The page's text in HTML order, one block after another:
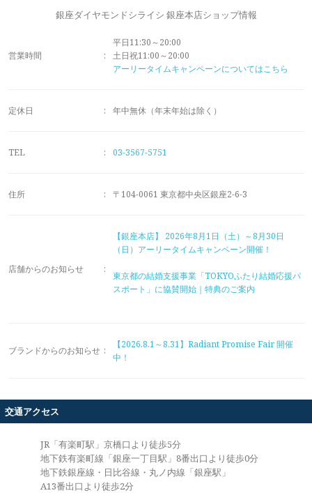
メモリアルアルバム
永久保証サービス
セミ・フルオーダー
銀座ダイヤモンドシライシ 銀座本店ショップ情報
営業時間 :
平日11:30～20:00
土日祝11:00～20:00
アーリータイムキャンペーンについてはこちら
定休日 : 年中無休（年末年始は除く）
TEL : 03-3567-5751
住所 : 〒104-0061 東京都中央区銀座2-6-3
店舗からのお知らせ :
【銀座本店】 2026年8月1日（土）～8月30日
（日）アーリータイムキャンペーン開催！
東京都の結婚支援事業「TOKYOふたり結婚応援パ
スポート」に協賛開始｜特典のご案内
ブランドからのお知らせ :
【2026.8.1～8.31】Radiant Promise Fair 開催
中！
交通アクセス
JR「有楽町駅」京橋口より徒歩5分
地下鉄有楽町線「銀座一丁目駅」8番出口より徒歩0分
地下鉄銀座線・日比谷線・丸ノ内線「銀座駅」
A13番出口より徒歩2分